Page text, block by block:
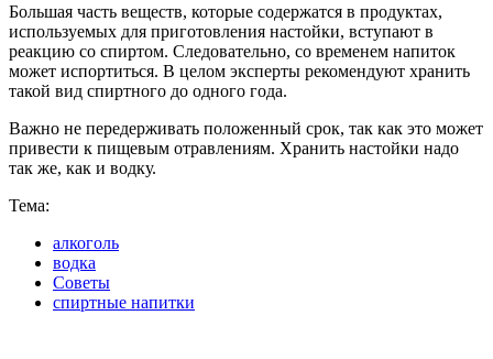
Большая часть веществ, которые содержатся в продуктах,
используемых для приготовления настойки, вступают в
реакцию со спиртом. Следовательно, со временем напиток
может испортиться. В целом эксперты рекомендуют хранить
такой вид спиртного до одного года.
Важно не передерживать положенный срок, так как это может
привести к пищевым отравлениям. Хранить настойки надо
так же, как и водку.
Тема:
алкоголь
водка
Советы
спиртные напитки